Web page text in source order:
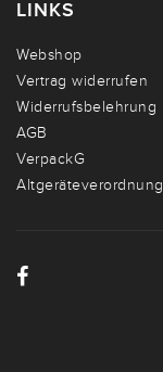
LINKS
Webshop
Vertrag widerrufen
Widerrufsbelehrung
AGB
VerpackG
Altgeräteverordnung